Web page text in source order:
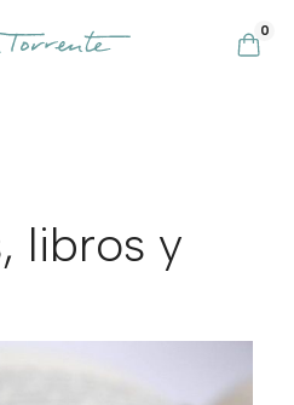
0
libros y